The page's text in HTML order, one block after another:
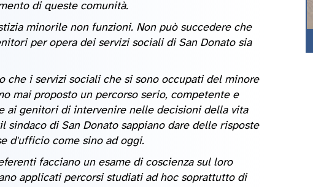
di queste comunità.
minorile non funzioni. Non può succedere che
per opera dei servizi sociali di San Donato sia
i servizi sociali che si sono occupati del minore
mai proposto un percorso serio, competente e
ai genitori di intervenire nelle decisioni della vita
di San Donato sappiano dare delle risposte
d'ufficio come sino ad oggi.
facciano un esame di coscienza sul loro
applicati percorsi studiati ad hoc soprattutto di